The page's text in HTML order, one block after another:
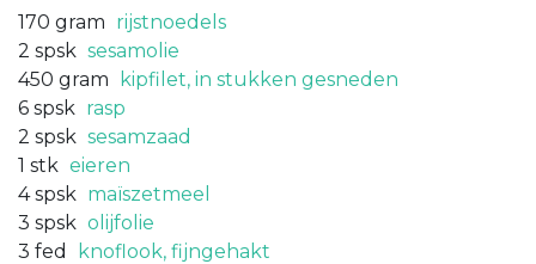
170 gram rijstnoedels
2 spsk sesamolie
450 gram
kipfilet, in stukken gesneden
6 spsk rasp
2 spsk sesamzaad
1 stk eieren
4 spsk maïszetmeel
3 spsk olijfolie
3 fed
knoflook, fijngehakt